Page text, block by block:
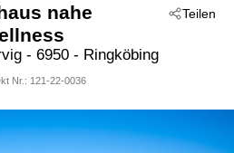
Teilen
nahe
- 6950 - Ringköbing
Nr.: 121-22-0036